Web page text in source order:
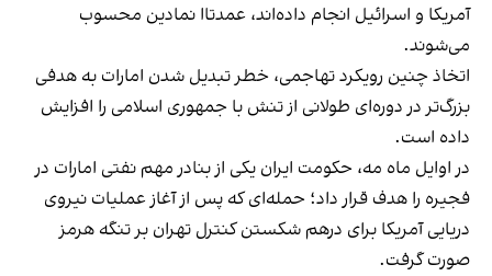
آمریکا و اسرائیل انجام داده‌اند، عمدتاا نمادین محسوب
می‌شوند.
اتخاذ چنین رویکرد تهاجمی، خطر تبدیل شدن امارات به هدفی
بزرگ‌تر در دوره‌ای طولانی از تنش با جمهوری اسلامی را افزایش
داده است.
در اوایل ماه مه، حکومت ایران یکی از بنادر مهم نفتی امارات در
فجیره را هدف قرار داد؛ حمله‌ای که پس از آغاز عملیات نیروی
دریایی آمریکا برای درهم شکستن کنترل تهران بر تنگه هرمز
صورت گرفت.